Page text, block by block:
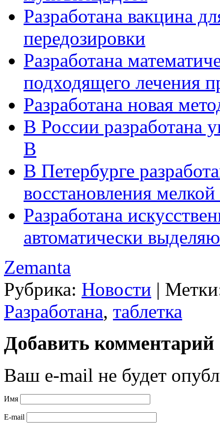
Разработана вакцина
передозировки
Разработана
подходящего лечения
Разработана новая
В России разработана
В
В Петербурге
восстановления
Разработана
автоматически
Zemanta
Рубрика: Новости |
Разработана, таблетка
Добавить комментарий
Ваш e-mail не будет
Имя
E-mail